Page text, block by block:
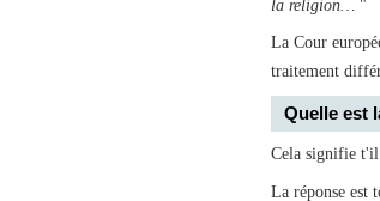
la religion…
"
La Cour
traitement
Quelle est
Cela signifie
La réponse est